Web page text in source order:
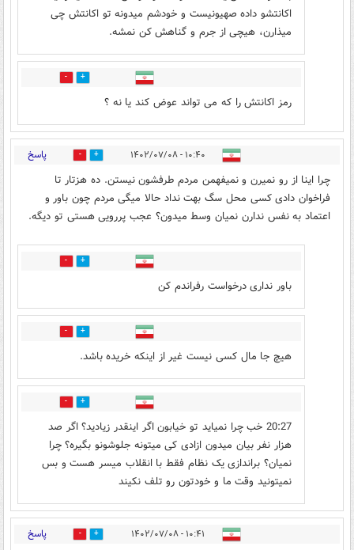
اکانتشو داده صهیونیست و خودشم میدونه تو اکانتش چی
میذارن، هیچی از جرم و گناهش کن نمشه.
0
رمز اکانتش را که می تواند عوض کند یا نه ؟
۱۰:۴۰ - ۱۴۰۲/۰۷/۰۸ 25 پاسخ
چرا اینا از رو نمیرن و نمیفهمن مردم طرفشون نیستن. ده هزتار تا
فراخوان دادی کسی محل سگ بهت نداد حالا میگی مردم چون باور و
اعتماد به نفس ندارن نمیان وسط میدون؟ عجب پررویی هستی تو دیگه.
4
باور نداری درخواست رفراندم کن
0
هیچ جا مال کسی نیست غیر از اینکه خریده باشد.
0
20:27 خب چرا نمیاید تو خیابون اگر اینقدر زیادید؟ اگر صد
هزار نفر بیان میدون ازادی کی میتونه جلوشونو بگیره؟ چرا
نمیان؟ براندازی یک نظام فقط با انقلاب میسر هست و بس
نمیتونید وقت ما و خودتون رو تلف نکیند
۱۰:۴۱ - ۱۴۰۲/۰۷/۰۸ 32 پاسخ